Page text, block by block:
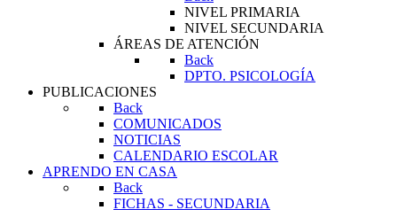
NIVEL PRIMARIA
NIVEL SECUNDARIA
ÁREAS DE ATENCIÓN
Back
DPTO. PSICOLOGÍA
PUBLICACIONES
Back
COMUNICADOS
NOTICIAS
CALENDARIO ESCOLAR
APRENDO EN CASA
Back
FICHAS - SECUNDARIA